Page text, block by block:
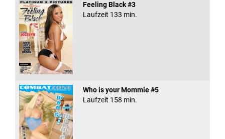
Feeling Black #3
Laufzeit 133 min.
Who is your Mommie #5
Laufzeit 158 min.